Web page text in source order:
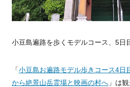
小豆島遍路を歩くモデルコース、5日
「小豆島お遍路モデル歩きコース4日
から絶景山岳霊場と映画の村へ 」は